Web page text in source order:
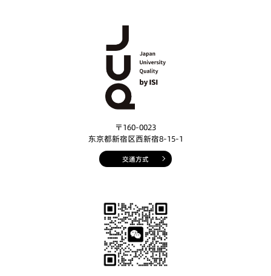
〒160-0023
东京都新宿区西新宿8-15-1
交通方式